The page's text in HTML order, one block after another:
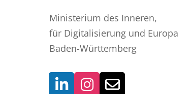
Ministerium des Inneren,
für Digitalisierung und Europa
Baden-Württemberg